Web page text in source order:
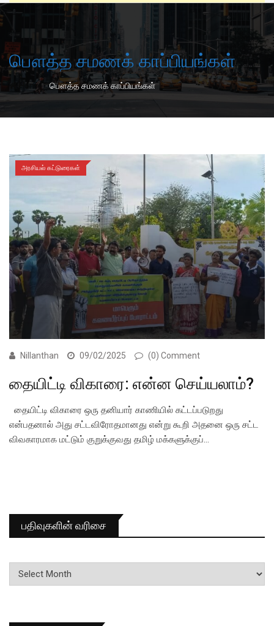
பௌத்த சமணக் காப்பியங்கள்
Home-பௌத்த சமணக் காப்பியங்கள்
அரசியல் கட்டுரைகள்
Nillanthan 09/02/2025 (0) Comment
தையிட்டி விகாரை: என்ன செய்யலாம்?
தையிட்டி விகாரை ஒரு தனியார் காணியில் கட்டப்படுறது
என்பதனால் அது சட்டவிரோதமானது என்று கூறி அதனை ஒரு சட்ட
விவகாரமாக மட்டும் குறுக்குவது தமிழ் மக்களுக்குப்…
பதிவுகளின் வரிசை
பதிவுகளின்
வரிசை